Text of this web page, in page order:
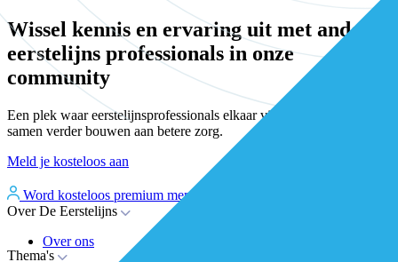
Wissel kennis en ervaring uit met andere
eerstelijns professionals in onze
community
Een plek waar eerstelijnsprofessionals elkaar vinden, versterken en
samen verder bouwen aan betere zorg.
Meld je kosteloos aan
Word kosteloos premium member
Over De Eerstelijns
Over ons
Nieuws
Thema's